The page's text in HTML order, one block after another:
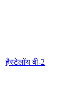
हैस्टेलॉय बी-2